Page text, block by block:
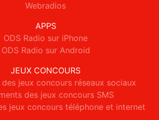
Webradios
APPS
ODS Radio sur iPhone
ODS Radio sur Android
JEUX CONCOURS
des jeux concours réseaux sociaux
des jeux concours SMS
jeux concours téléphone et internet